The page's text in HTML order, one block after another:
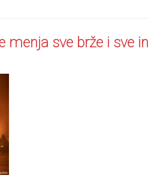
menja sve brže i sve